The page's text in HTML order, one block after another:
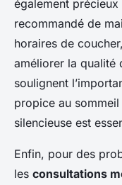
également
recommandé de
horaires de
améliorer la qualité
soulignent
propice au
silencieuse est
Enfin, pour des
les consultations